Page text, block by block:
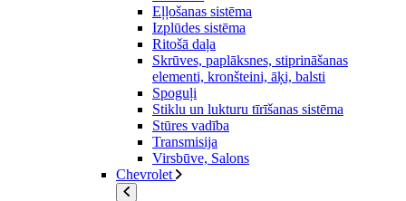
Eļļošanas sistēma
Izplūdes sistēma
Ritošā daļa
Skrūves, paplāksnes, stiprināšanas
elementi, kronšteini, āķi, balsti
Spoguļi
Stiklu un lukturu tīrīšanas sistēma
Stūres vadība
Transmisija
Virsbūve, Salons
Chevrolet